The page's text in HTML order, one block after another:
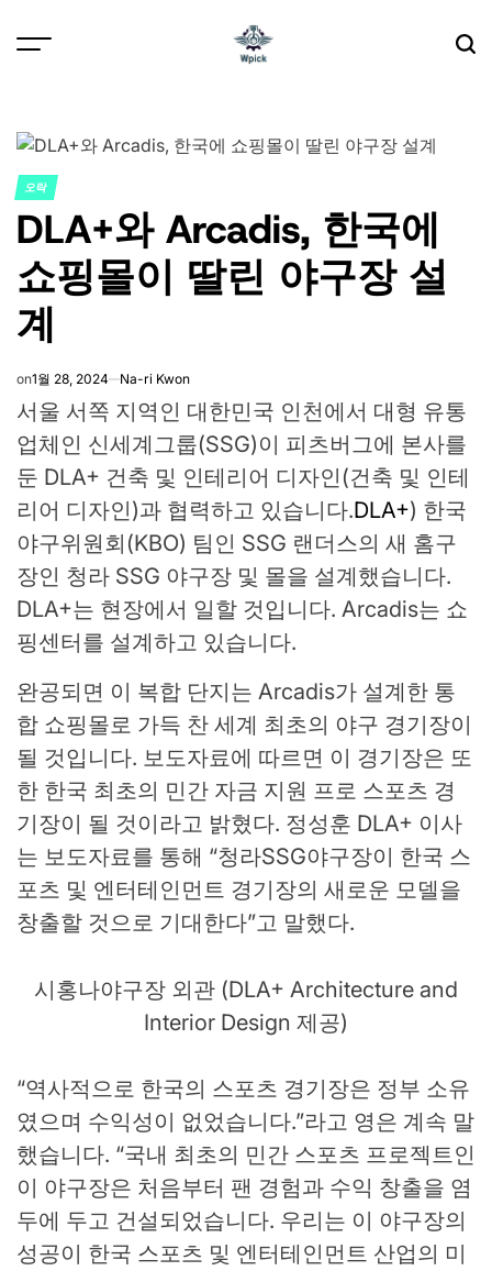
POSTED
IN
오락
DLA+와 Arcadis, 한국에
쇼핑몰이 딸린 야구장 설
계
on1월 28, 2024 Na-ri Kwon
서울 서쪽 지역인 대한민국 인천에서 대형 유통
업체인 신세계그룹(SSG)이 피츠버그에 본사를
둔 DLA+ 건축 및 인테리어 디자인(건축 및 인테
리어 디자인)과 협력하고 있습니다.DLA+) 한국
야구위원회(KBO) 팀인 SSG 랜더스의 새 홈구
장인 청라 SSG 야구장 및 몰을 설계했습니다.
DLA+는 현장에서 일할 것입니다. Arcadis는 쇼
핑센터를 설계하고 있습니다.
완공되면 이 복합 단지는 Arcadis가 설계한 통
합 쇼핑몰로 가득 찬 세계 최초의 야구 경기장이
될 것입니다. 보도자료에 따르면 이 경기장은 또
한 한국 최초의 민간 자금 지원 프로 스포츠 경
기장이 될 것이라고 밝혔다. 정성훈 DLA+ 이사
는 보도자료를 통해 “청라SSG야구장이 한국 스
포츠 및 엔터테인먼트 경기장의 새로운 모델을
창출할 것으로 기대한다”고 말했다.
시홍나야구장 외관 (DLA+ Architecture and
Interior Design 제공)
“역사적으로 한국의 스포츠 경기장은 정부 소유
였으며 수익성이 없었습니다.”라고 영은 계속 말
했습니다. “국내 최초의 민간 스포츠 프로젝트인
이 야구장은 처음부터 팬 경험과 수익 창출을 염
두에 두고 건설되었습니다. 우리는 이 야구장의
성공이 한국 스포츠 및 엔터테인먼트 산업의 미